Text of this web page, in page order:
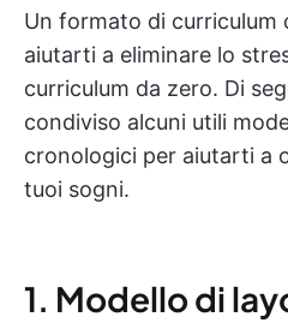
Un formato di curriculum
aiutarti a eliminare lo
curriculum da zero. Di
condiviso alcuni utili
cronologici per aiutarti a
tuoi sogni.
1. Modello di